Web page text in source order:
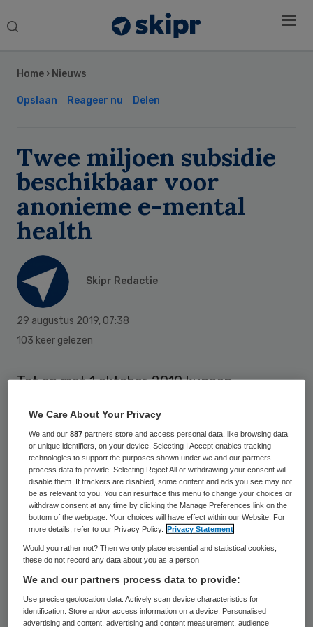
Search
Home › Nieuws
Opslaan Reageer nu Delen
Twee miljoen subsidie
beschikbaar voor
anonieme e-mental
health
Skipr Redactie
29 augustus 2019, 07:38
103 keer gelezen
Tot en met 1 oktober 2019 kunnen
subsidieaanvragen doen voor voor
behandelingen met anonieme e-mental
health bij het Zorginstituut. Voor 2020 is er
voor de organisaties twee miljoen euro
beschikbaar.
E-mental health is zorg dat op digitale wijze
verleend wordt en is volledig anoniem. Het
is bestemd voor lichte tot matig ernstige
(eerstelijns-) problematiek en richt zich
Sidebar
We Care About Your Privacy
We and our887 partners store and access personal data, like browsing data
or unique identifiers, on your device. Selecting I Accept enables tracking
technologies to support the purposes shown under we and our partners
process data to provide. Selecting Reject All or withdrawing your consent will
disable them. If trackers are disabled, some content and ads you see may not
be as relevant to you. You can resurface this menu to change your choices or
withdraw consent at any time by clicking the Manage Preferences link on the
bottom of the webpage. Your choices will have effect within our Website. For
more details, refer to our Privacy Policy.
Privacy Statement
Would you rather not? Then we only place essential and statistical cookies,
these do not record any data about you as a person
We and our partners process data to provide:
Use precise geolocation data. Actively scan device characteristics for
identification. Store and/or access information on a device. Personalised
advertising and content, advertising and content measurement, audience